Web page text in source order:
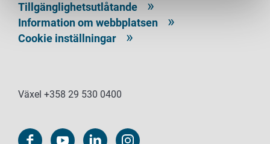
Tillgänglighetsutlåtande
Information om webbplatsen
Cookie inställningar
Växel +358 29 530 0400